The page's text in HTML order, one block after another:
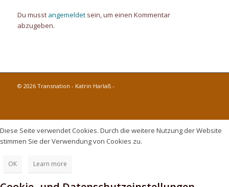
Du musst angemeldetsein, um einen Kommentar
abzugeben.
© 2026 Transnation - Katrin Harlaß -
Diese Seite verwendet Cookies. Durch die weitere Nutzung der Website
stimmen Sie der Verwendung von Cookies zu.
OK Learn more